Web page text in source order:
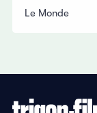
Le Monde